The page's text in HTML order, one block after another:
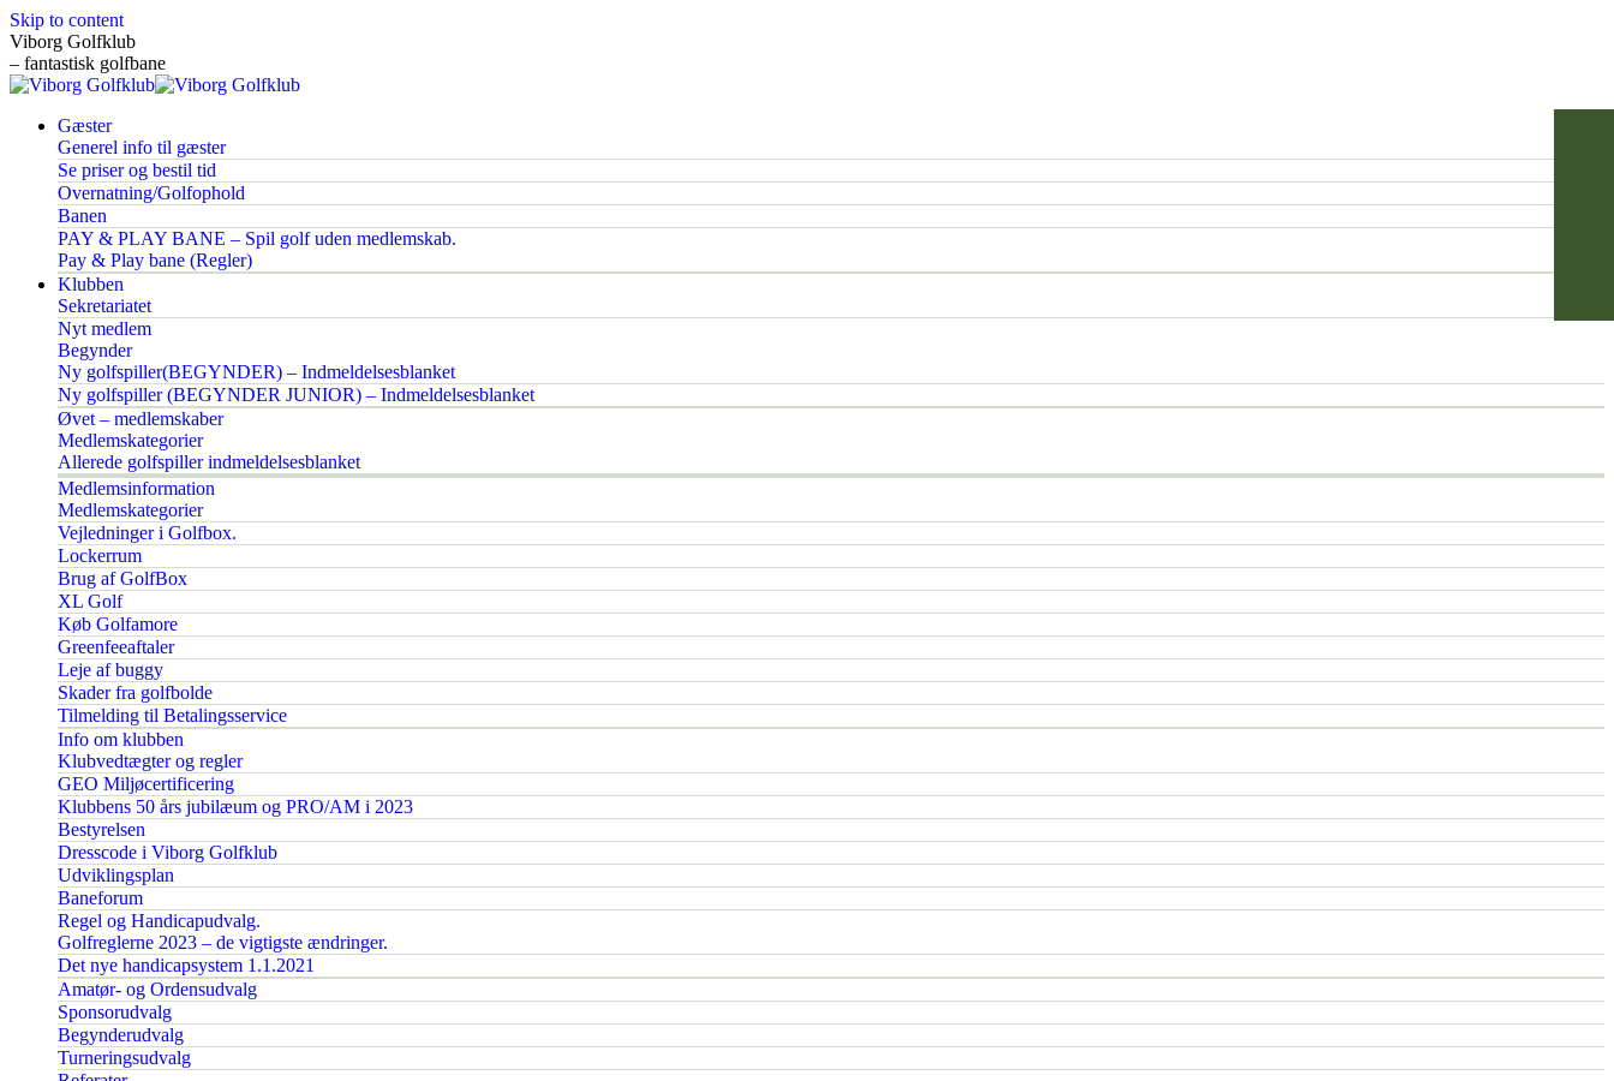
Skip to content
Viborg Golfklub
– fantastisk golfbane
Gæster
Generel info til gæster
Se priser og bestil tid
Overnatning/Golfophold
Banen
PAY & PLAY BANE – Spil golf uden medlemskab.
Pay & Play bane (Regler)
Klubben
Sekretariatet
Nyt medlem
Begynder
Ny golfspiller(BEGYNDER) – Indmeldelsesblanket
Ny golfspiller (BEGYNDER JUNIOR) – Indmeldelsesblanket
Øvet – medlemskaber
Medlemskategorier
Allerede golfspiller indmeldelsesblanket
Medlemsinformation
Medlemskategorier
Vejledninger i Golfbox.
Lockerrum
Brug af GolfBox
XL Golf
Køb Golfamore
Greenfeeaftaler
Leje af buggy
Skader fra golfbolde
Tilmelding til Betalingsservice
Info om klubben
Klubvedtægter og regler
GEO Miljøcertificering
Klubbens 50 års jubilæum og PRO/AM i 2023
Bestyrelsen
Dresscode i Viborg Golfklub
Udviklingsplan
Baneforum
Regel og Handicapudvalg.
Golfreglerne 2023 – de vigtigste ændringer.
Det nye handicapsystem 1.1.2021
Amatør- og Ordensudvalg
Sponsorudvalg
Begynderudvalg
Turneringsudvalg